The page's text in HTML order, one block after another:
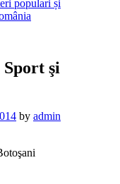
populari și
şi
by admin